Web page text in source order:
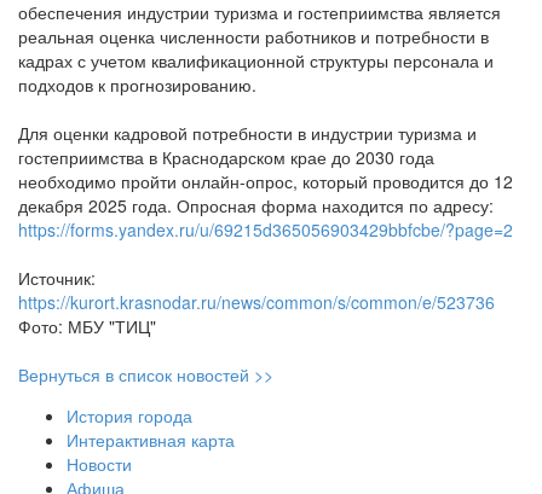
обеспечения индустрии туризма и гостеприимства является
реальная оценка численности работников и потребности в
кадрах с учетом квалификационной структуры персонала и
подходов к прогнозированию.
Для оценки кадровой потребности в индустрии туризма и
гостеприимства в Краснодарском крае до 2030 года
необходимо пройти онлайн-опрос, который проводится до 12
декабря 2025 года. Опросная форма находится по адресу:
https://forms.yandex.ru/u/69215d365056903429bbfcbe/?page=2
Источник:
https://kurort.krasnodar.ru/news/common/s/common/e/523736
Фото: МБУ "ТИЦ"
Вернуться в список новостей >>
История города
Интерактивная карта
Новости
Афиша